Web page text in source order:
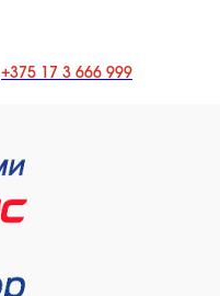
+375 17 3 666 999